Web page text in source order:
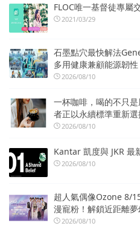
FLOC唯一基督徒專屬
2021/03/29
石墨點穴最快解法
多用健康兼顧能源韌
2026/08/10
一杯咖啡，喝的不只
者正以永續標準重新
2026/08/10
Kantar 凱度與 JKR 最
2026/08/10
超人氣偶像Ozone 8/
漫寵粉！解鎖近距離夢
2026/08/10